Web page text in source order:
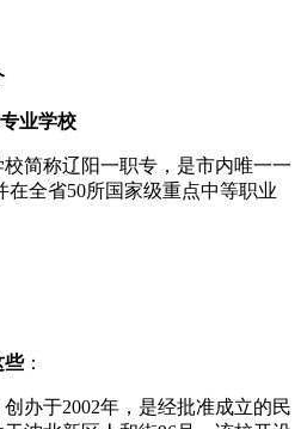
业学校
简称辽阳一职专，是市内唯一一
在全省50所国家级重点中等职业
些：
创办于2002年，是经批准成立的民